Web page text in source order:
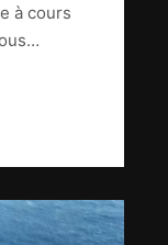
à cours